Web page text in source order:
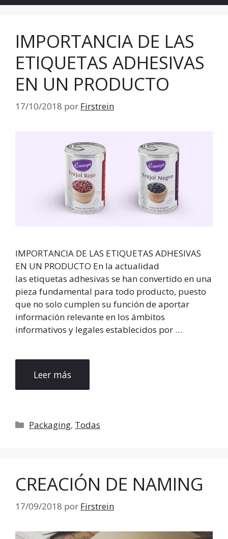
IMPORTANCIA DE LAS
ETIQUETAS ADHESIVAS
EN UN PRODUCTO
17/10/2018 por Firstrein
IMPORTANCIA DE LAS ETIQUETAS ADHESIVAS
EN UN PRODUCTO En la actualidad
las etiquetas adhesivas se han convertido en una
pieza fundamental para todo producto, puesto
que no solo cumplen su función de aportar
información relevante en los ámbitos
informativos y legales establecidos por …
Leer más
Categorías
Packaging, Todas
CREACIÓN DE NAMING
17/09/2018 por Firstrein